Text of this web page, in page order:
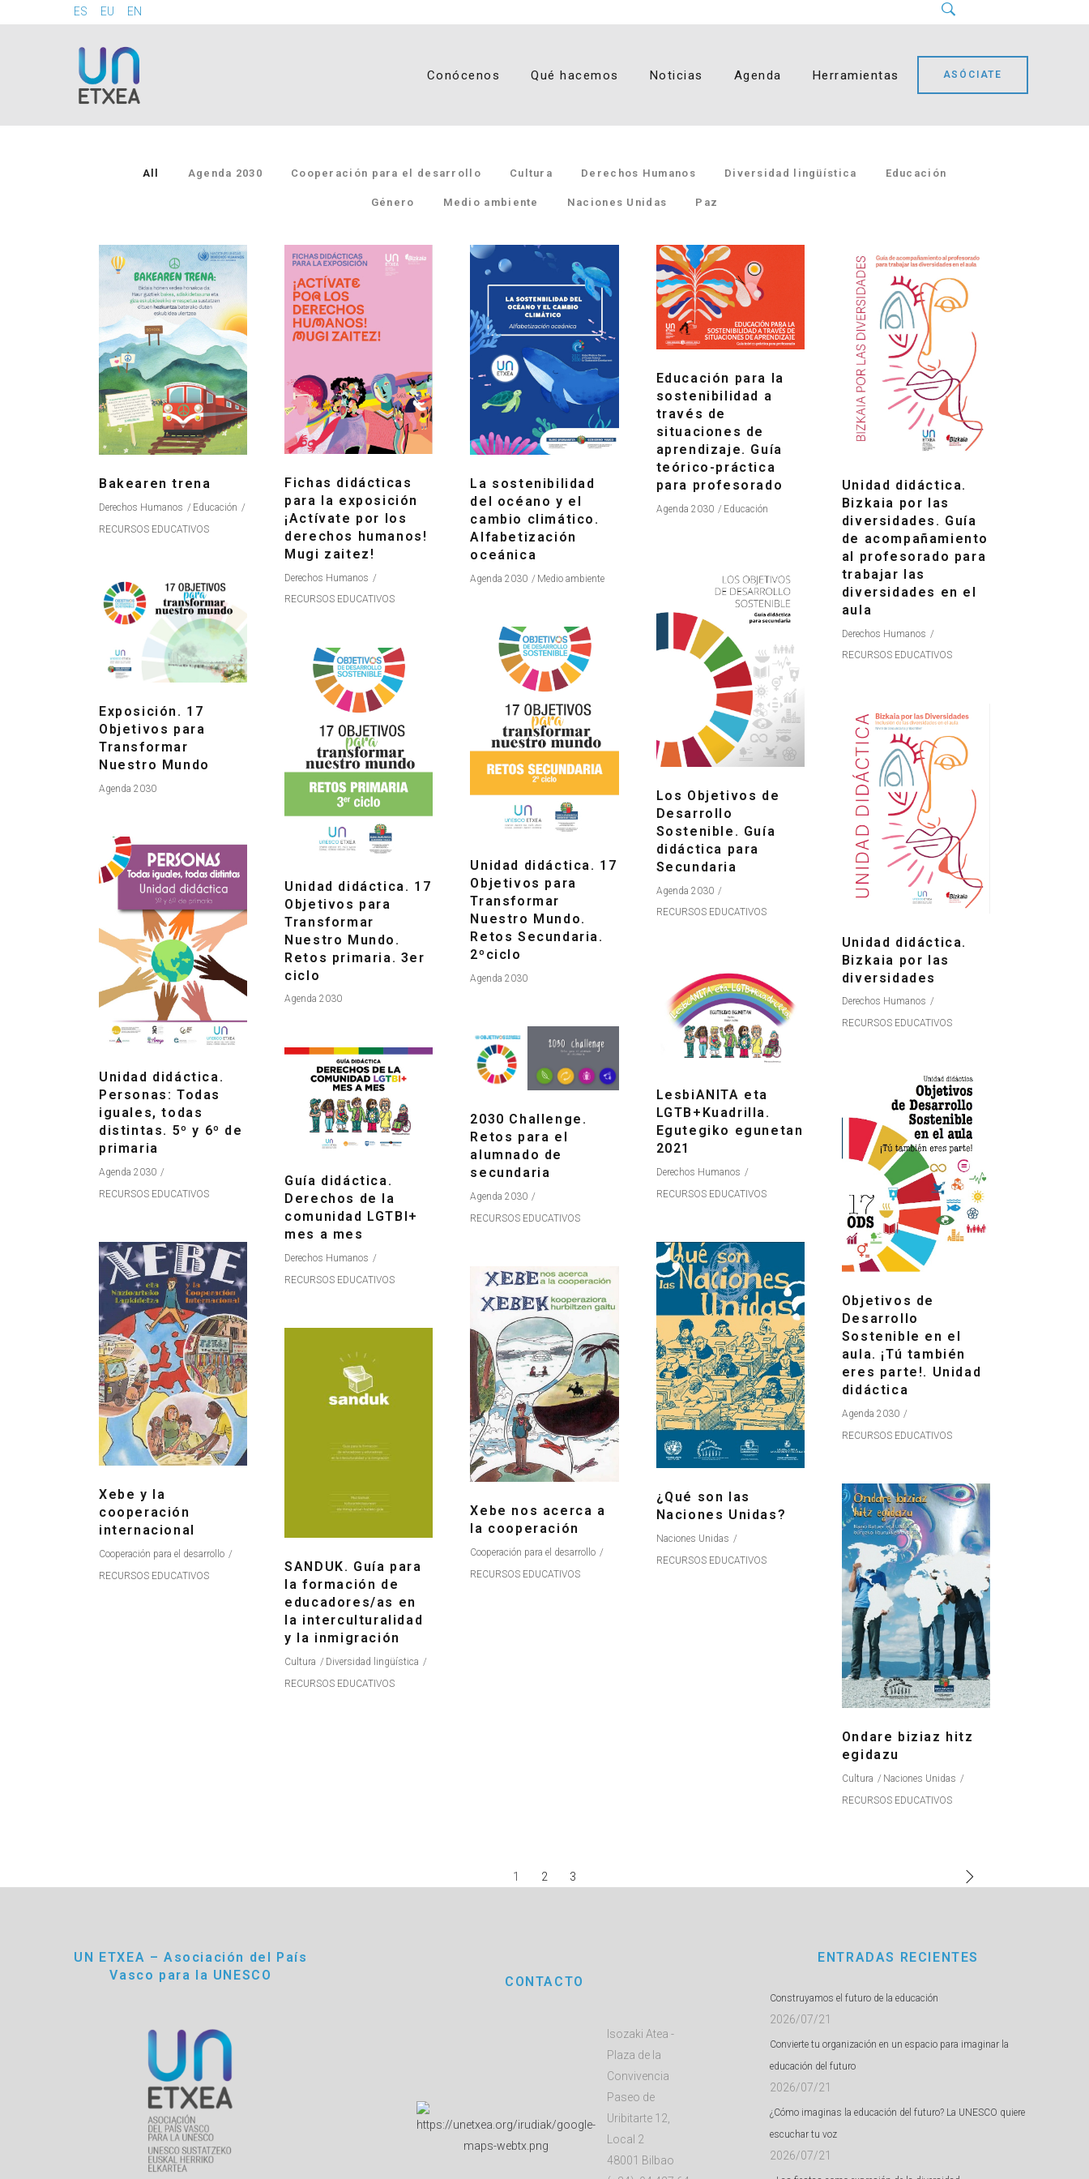
ES EU EN
Conócenos Qué hacemos Noticias Agenda Herramientas ASÓCIATE
All Agenda 2030 Cooperación para el desarrollo Cultura Derechos Humanos Diversidad lingüística Educación
Género Medio ambiente Naciones Unidas Paz
Bakearen trena
Derechos Humanos
Educación
RECURSOS EDUCATIVOS
Fichas didácticas
para la exposición
¡Actívate por los
derechos humanos!
Mugi zaitez!
Derechos Humanos
RECURSOS EDUCATIVOS
La sostenibilidad
del océano y el
cambio climático.
Alfabetización
oceánica
Agenda 2030 Medio ambiente
Educación para la
sostenibilidad a
través de
situaciones de
aprendizaje. Guía
teórico-práctica
para profesorado
Agenda 2030 Educación
Unidad didáctica.
Bizkaia por las
diversidades. Guía
de acompañamiento
al profesorado para
trabajar las
diversidades en el
aula
Derechos Humanos
RECURSOS EDUCATIVOS
Los Objetivos de
Desarrollo
Sostenible. Guía
didáctica para
Secundaria
Agenda 2030
RECURSOS EDUCATIVOS
Exposición. 17
Objetivos para
Transformar
Nuestro Mundo
Agenda 2030
Unidad didáctica. 17
Objetivos para
Transformar
Nuestro Mundo.
Retos Secundaria.
2ºciclo
Agenda 2030
Unidad didáctica. 17
Objetivos para
Transformar
Nuestro Mundo.
Retos primaria. 3er
ciclo
Agenda 2030
Unidad didáctica.
Bizkaia por las
diversidades
Derechos Humanos
RECURSOS EDUCATIVOS
Unidad didáctica.
Personas: Todas
iguales, todas
distintas. 5º y 6º de
primaria
Agenda 2030
RECURSOS EDUCATIVOS
LesbiANITA eta
LGTB+Kuadrilla.
Egutegiko egunetan
2021
Derechos Humanos
RECURSOS EDUCATIVOS
2030 Challenge.
Retos para el
alumnado de
secundaria
Agenda 2030
RECURSOS EDUCATIVOS
Guía didáctica.
Derechos de la
comunidad LGTBI+
mes a mes
Derechos Humanos
RECURSOS EDUCATIVOS
Objetivos de
Desarrollo
Sostenible en el
aula. ¡Tú también
eres parte!. Unidad
didáctica
Agenda 2030
RECURSOS EDUCATIVOS
¿Qué son las
Naciones Unidas?
Naciones Unidas
RECURSOS EDUCATIVOS
Xebe y la
cooperación
internacional
Cooperación para el desarrollo
RECURSOS EDUCATIVOS
Xebe nos acerca a
la cooperación
Cooperación para el desarrollo
RECURSOS EDUCATIVOS
SANDUK. Guía para
la formación de
educadores/as en
la interculturalidad
y la inmigración
Cultura
Diversidad lingüística
RECURSOS EDUCATIVOS
Ondare biziaz hitz
egidazu
Cultura
Naciones Unidas
RECURSOS EDUCATIVOS
1 2 3
UN ETXEA – Asociación del País
Vasco para la UNESCO
CONTACTO
Isozaki Atea -
Plaza de la
Convivencia
Paseo de
Uribitarte 12,
Local 2
48001 Bilbao
ENTRADAS RECIENTES
Construyamos el futuro de la educación
2026/07/21
Convierte tu organización en un espacio para imaginar la
educación del futuro
2026/07/21
¿Cómo imaginas la educación del futuro? La UNESCO quiere
escuchar tu voz
2026/07/21